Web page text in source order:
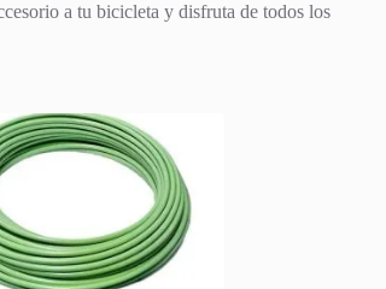
a tu bicicleta y disfruta de todos los